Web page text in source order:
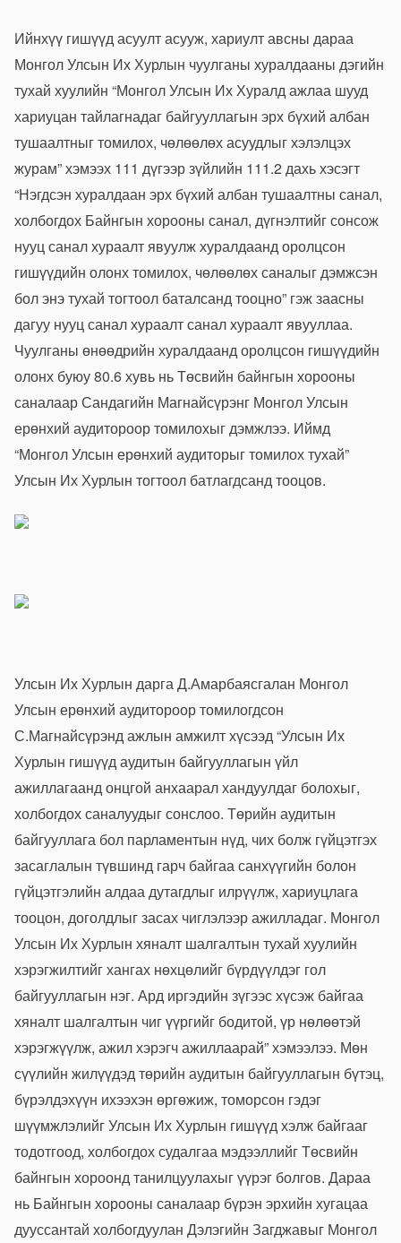
Ийнхүү гишүүд асуулт асууж, хариулт авсны дараа
Монгол Улсын Их Хурлын чуулганы хуралдааны дэгийн
тухай хуулийн “Монгол Улсын Их Хуралд ажлаа шууд
хариуцан тайлагнадаг байгууллагын эрх бүхий албан
тушаалтныг томилох, чөлөөлөх асуудлыг хэлэлцэх
журам” хэмээх 111 дүгээр зүйлийн 111.2 дахь хэсэгт
“Нэгдсэн хуралдаан эрх бүхий албан тушаалтны санал,
холбогдох Байнгын хорооны санал, дүгнэлтийг сонсож
нууц санал хураалт явуулж хуралдаанд оролцсон
гишүүдийн олонх томилох, чөлөөлөх саналыг дэмжсэн
бол энэ тухай тогтоол баталсанд тооцно” гэж заасны
дагуу нууц санал хураалт санал хураалт явууллаа.
Чуулганы өнөөдрийн хуралдаанд оролцсон гишүүдийн
олонх буюу 80.6 хувь нь Төсвийн байнгын хорооны
саналаар Сандагийн Магнайсүрэнг Монгол Улсын
ерөнхий аудитороор томилохыг дэмжлээ. Иймд
“Монгол Улсын ерөнхий аудиторыг томилох тухай”
Улсын Их Хурлын тогтоол батлагдсанд тооцов.
Улсын Их Хурлын дарга Д.Амарбаясгалан Монгол
Улсын ерөнхий аудитороор томилогдсон
С.Магнайсүрэнд ажлын амжилт хүсээд “Улсын Их
Хурлын гишүүд аудитын байгууллагын үйл
ажиллагаанд онцгой анхаарал хандуулдаг болохыг,
холбогдох саналуудыг сонслоо. Төрийн аудитын
байгууллага бол парламентын нүд, чих болж гүйцэтгэх
засаглалын түвшинд гарч байгаа санхүүгийн болон
гүйцэтгэлийн алдаа дутагдлыг илрүүлж, хариуцлага
тооцон, доголдлыг засах чиглэлээр ажилладаг. Монгол
Улсын Их Хурлын хяналт шалгалтын тухай хуулийн
хэрэгжилтийг хангах нөхцөлийг бүрдүүлдэг гол
байгууллагын нэг. Ард иргэдийн зүгээс хүсэж байгаа
хяналт шалгалтын чиг үүргийг бодитой, үр нөлөөтэй
хэрэгжүүлж, ажил хэрэгч ажиллаарай” хэмээлээ. Мөн
сүүлийн жилүүдэд төрийн аудитын байгууллагын бүтэц,
бүрэлдэхүүн ихээхэн өргөжиж, томорсон гэдэг
шүүмжлэлийг Улсын Их Хурлын гишүүд хэлж байгааг
тодотгоод, холбогдох судалгаа мэдээллийг Төсвийн
байнгын хороонд танилцуулахыг үүрэг болгов. Дараа
нь Байнгын хорооны саналаар бүрэн эрхийн хугацаа
дууссантай холбогдуулан Дэлэгийн Загджавыг Монгол